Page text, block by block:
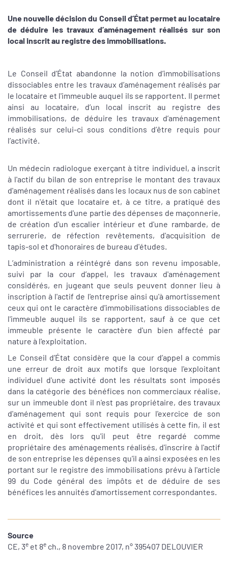
Une nouvelle décision du Conseil d’État permet au locataire
de déduire les travaux d’aménagement réalisés sur son
local inscrit au registre des immobilisations.
Le Conseil d’État abandonne la notion d’immobilisations
dissociables entre les travaux d’aménagement réalisés par
le locataire et l'immeuble auquel ils se rapportent. Il permet
ainsi au locataire, d’un local inscrit au registre des
immobilisations, de déduire les travaux d’aménagement
réalisés sur celui-ci sous conditions d’être requis pour
l’activité.
Un médecin radiologue exerçant à titre individuel, a inscrit
à l'actif du bilan de son entreprise le montant des travaux
d'aménagement réalisés dans les locaux nus de son cabinet
dont il n'était que locataire et, à ce titre, a pratiqué des
amortissements d'une partie des dépenses de maçonnerie,
de création d'un escalier intérieur et d'une rambarde, de
serrurerie, de réfection revêtements, d'acquisition de
tapis-sol et d'honoraires de bureau d'études.
L’administration a réintégré dans son revenu imposable,
suivi par la cour d’appel, les travaux d'aménagement
considérés, en jugeant que seuls peuvent donner lieu à
inscription à l'actif de l'entreprise ainsi qu'à amortissement
ceux qui ont le caractère d'immobilisations dissociables de
l'immeuble auquel ils se rapportent, sauf à ce que cet
immeuble présente le caractère d'un bien affecté par
nature à l'exploitation.
Le Conseil d’État considère que la cour d’appel a commis
une erreur de droit aux motifs que lorsque l'exploitant
individuel d'une activité dont les résultats sont imposés
dans la catégorie des bénéfices non commerciaux réalise,
sur un immeuble dont il n'est pas propriétaire, des travaux
d'aménagement qui sont requis pour l'exercice de son
activité et qui sont effectivement utilisés à cette fin, il est
en droit, dès lors qu'il peut être regardé comme
propriétaire des aménagements réalisés, d'inscrire à l'actif
de son entreprise les dépenses qu'il a ainsi exposées en les
portant sur le registre des immobilisations prévu à l'article
99 du Code général des impôts et de déduire de ses
bénéfices les annuités d'amortissement correspondantes.
Source
CE, 3e et 8e ch., 8 novembre 2017, n° 395407 DELOUVIER